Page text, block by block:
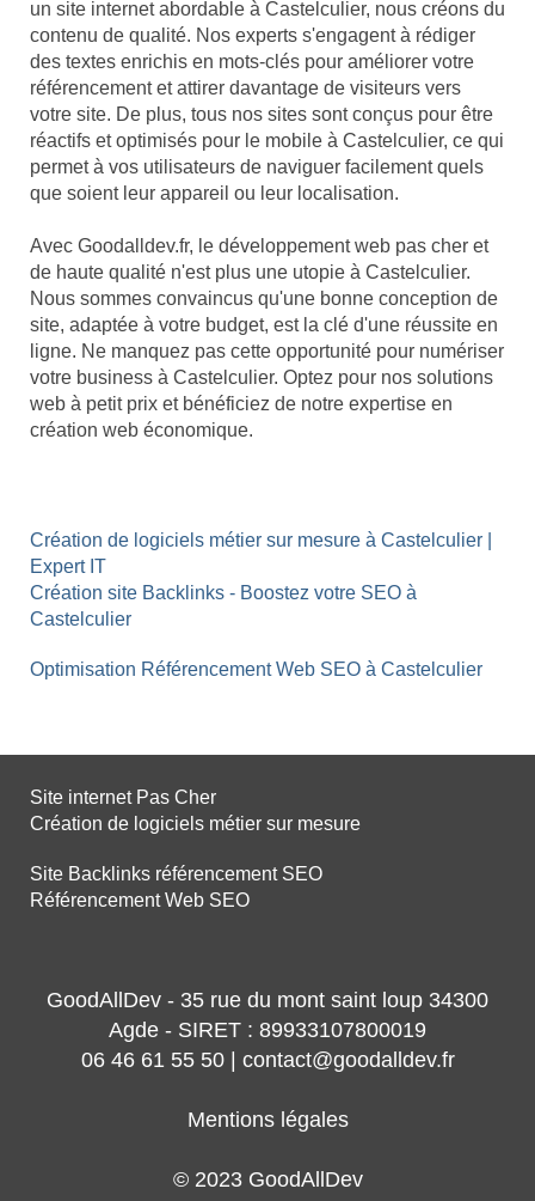
un site internet abordable à Castelculier, nous créons du
contenu de qualité. Nos experts s'engagent à rédiger
des textes enrichis en mots-clés pour améliorer votre
référencement et attirer davantage de visiteurs vers
votre site. De plus, tous nos sites sont conçus pour être
réactifs et optimisés pour le mobile à Castelculier, ce qui
permet à vos utilisateurs de naviguer facilement quels
que soient leur appareil ou leur localisation.
Avec Goodalldev.fr, le développement web pas cher et
de haute qualité n'est plus une utopie à Castelculier.
Nous sommes convaincus qu'une bonne conception de
site, adaptée à votre budget, est la clé d'une réussite en
ligne. Ne manquez pas cette opportunité pour numériser
votre business à Castelculier. Optez pour nos solutions
web à petit prix et bénéficiez de notre expertise en
création web économique.
Création de logiciels métier sur mesure à Castelculier |
Expert IT
Création site Backlinks - Boostez votre SEO à
Castelculier
Optimisation Référencement Web SEO à Castelculier
Site internet Pas Cher
Création de logiciels métier sur mesure
Site Backlinks référencement SEO
Référencement Web SEO
GoodAllDev - 35 rue du mont saint loup 34300
Agde - SIRET : 89933107800019
06 46 61 55 50 | contact@goodalldev.fr
Mentions légales
© 2023 GoodAllDev